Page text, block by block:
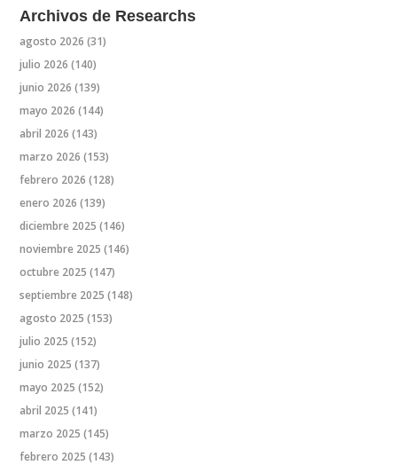
Archivos de Researchs
agosto 2026 (31)
julio 2026 (140)
junio 2026 (139)
mayo 2026 (144)
abril 2026 (143)
marzo 2026 (153)
febrero 2026 (128)
enero 2026 (139)
diciembre 2025 (146)
noviembre 2025 (146)
octubre 2025 (147)
septiembre 2025 (148)
agosto 2025 (153)
julio 2025 (152)
junio 2025 (137)
mayo 2025 (152)
abril 2025 (141)
marzo 2025 (145)
febrero 2025 (143)